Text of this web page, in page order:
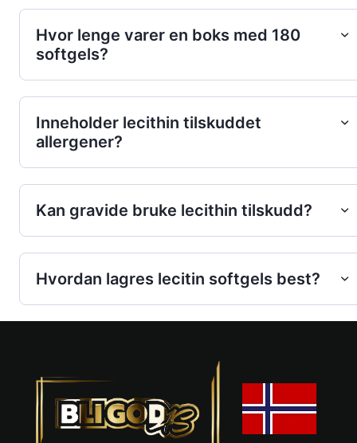
Hvor lenge varer en boks med 180
softgels?
Inneholder lecithin tilskuddet
allergener?
Kan gravide bruke lecithin tilskudd?
Hvordan lagres lecitin softgels best?